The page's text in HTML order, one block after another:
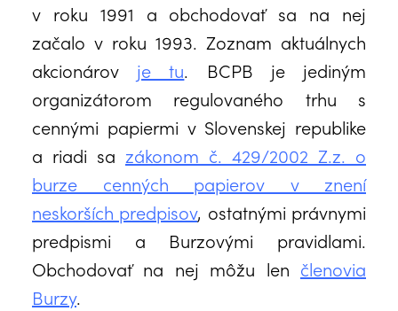
v roku 1991 a obchodovať sa na nej
začalo v roku 1993. Zoznam aktuálnych
akcionárov je tu. BCPB je jediným
organizátorom regulovaného trhu s
cennými papiermi v Slovenskej republike
a riadi sa zákonom č. 429/2002 Z.z. o
burze cenných papierov v znení
neskorších predpisov, ostatnými právnymi
predpismi a Burzovými pravidlami.
Obchodovať na nej môžu len členovia
Burzy.